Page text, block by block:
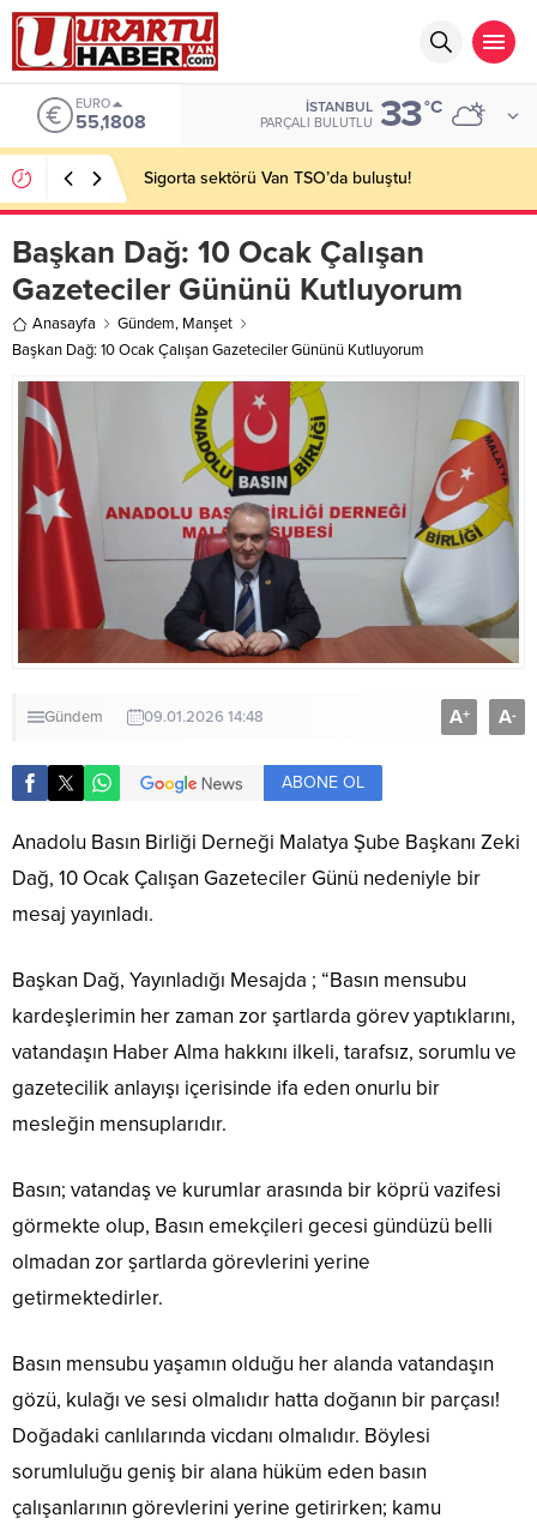
EURO
55,1808
İSTANBUL
PARÇALI BULUTLU 33°C
Sigorta sektörü Van TSO’da buluştu!
Başkan Dağ: 10 Ocak Çalışan
Gazeteciler Gününü Kutluyorum
Anasayfa Gündem, Manşet
Başkan Dağ: 10 Ocak Çalışan Gazeteciler Gününü Kutluyorum
Gündem 09.01.2026 14:48 A+ A-
ABONE OL
Anadolu Basın Birliği Derneği Malatya Şube Başkanı Zeki
Dağ, 10 Ocak Çalışan Gazeteciler Günü nedeniyle bir
mesaj yayınladı.
Başkan Dağ, Yayınladığı Mesajda ; “Basın mensubu
kardeşlerimin her zaman zor şartlarda görev yaptıklarını,
vatandaşın Haber Alma hakkını ilkeli, tarafsız, sorumlu ve
gazetecilik anlayışı içerisinde ifa eden onurlu bir
mesleğin mensuplarıdır.
Basın; vatandaş ve kurumlar arasında bir köprü vazifesi
görmekte olup, Basın emekçileri gecesi gündüzü belli
olmadan zor şartlarda görevlerini yerine
getirmektedirler.
Basın mensubu yaşamın olduğu her alanda vatandaşın
gözü, kulağı ve sesi olmalıdır hatta doğanın bir parçası!
Doğadaki canlılarında vicdanı olmalıdır. Böylesi
sorumluluğu geniş bir alana hüküm eden basın
çalışanlarının görevlerini yerine getirirken; kamu